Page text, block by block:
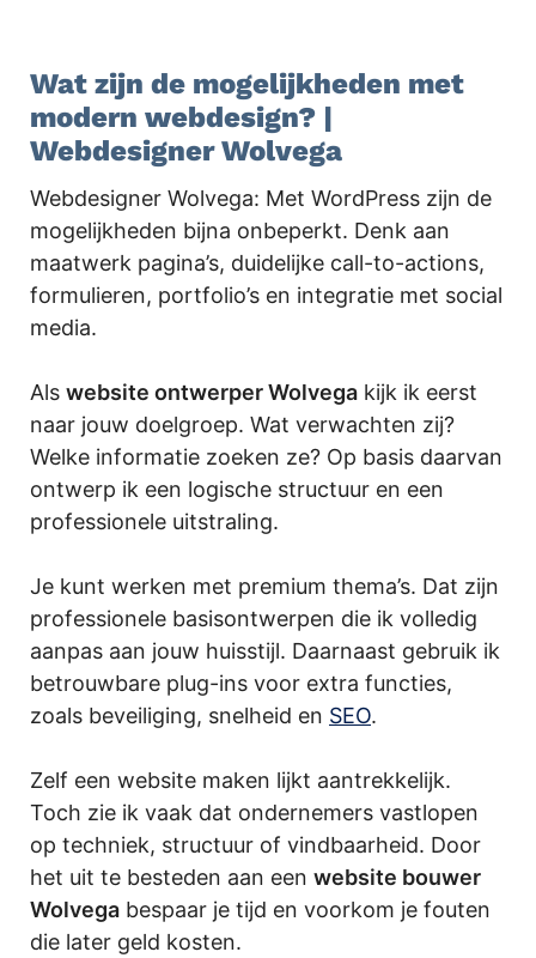
Wat zijn de mogelijkheden met
modern webdesign? |
Webdesigner Wolvega
Webdesigner Wolvega: Met WordPress zijn de
mogelijkheden bijna onbeperkt. Denk aan
maatwerk pagina’s, duidelijke call-to-actions,
formulieren, portfolio’s en integratie met social
media.
Als website ontwerper Wolvega kijk ik eerst
naar jouw doelgroep. Wat verwachten zij?
Welke informatie zoeken ze? Op basis daarvan
ontwerp ik een logische structuur en een
professionele uitstraling.
Je kunt werken met premium thema’s. Dat zijn
professionele basisontwerpen die ik volledig
aanpas aan jouw huisstijl. Daarnaast gebruik ik
betrouwbare plug-ins voor extra functies,
zoals beveiliging, snelheid en SEO.
Zelf een website maken lijkt aantrekkelijk.
Toch zie ik vaak dat ondernemers vastlopen
op techniek, structuur of vindbaarheid. Door
het uit te besteden aan een website bouwer
Wolvega bespaar je tijd en voorkom je fouten
die later geld kosten.